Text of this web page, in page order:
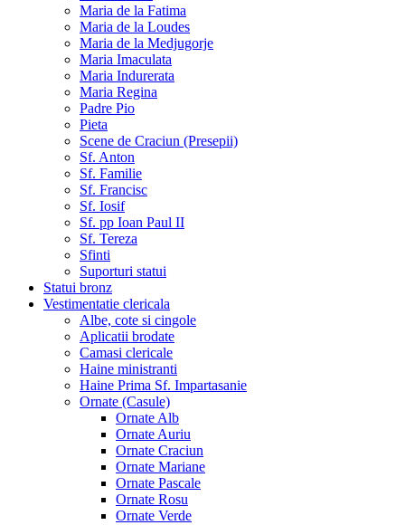
Maria de la Fatima
Maria de la Loudes
Maria de la Medjugorje
Maria Imaculata
Maria Indurerata
Maria Regina
Padre Pio
Pieta
Scene de Craciun (Presepii)
Sf. Anton
Sf. Familie
Sf. Francisc
Sf. Iosif
Sf. pp Ioan Paul II
Sf. Tereza
Sfinti
Suporturi statui
Statui bronz
Vestimentatie clericala
Albe, cote si cingole
Aplicatii brodate
Camasi clericale
Haine ministranti
Haine Prima Sf. Impartasanie
Ornate (Casule)
Ornate Alb
Ornate Auriu
Ornate Craciun
Ornate Mariane
Ornate Pascale
Ornate Rosu
Ornate Verde